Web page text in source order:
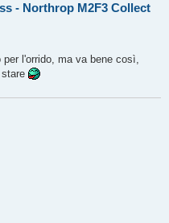
- Northrop M2F3 Collect
l'orrido, ma va bene così,